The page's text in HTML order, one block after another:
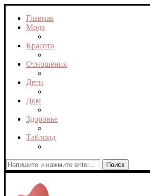
Главная
Мода
Красота
Отношения
Дети
Дом
Здоровье
Таблоид
Поиск